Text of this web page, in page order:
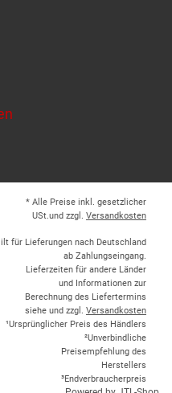
* Alle Preise inkl. gesetzlicher
USt.und zzgl. Versandkosten
für Lieferungen nach Deutschland
ab Zahlungseingang.
Lieferzeiten für andere Länder
und Informationen zur
Berechnung des Liefertermins
siehe und zzgl. Versandkosten
¹Ursprünglicher Preis des Händlers
²Unverbindliche
Preisempfehlung des
Herstellers
³Endverbraucherpreis